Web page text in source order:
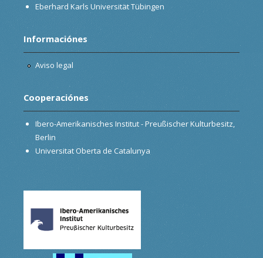
Eberhard Karls Universität Tübingen
Informaciónes
Aviso legal
Cooperaciónes
Ibero-Amerikanisches Institut - Preußischer Kulturbesitz,
Berlin
Universitat Oberta de Catalunya